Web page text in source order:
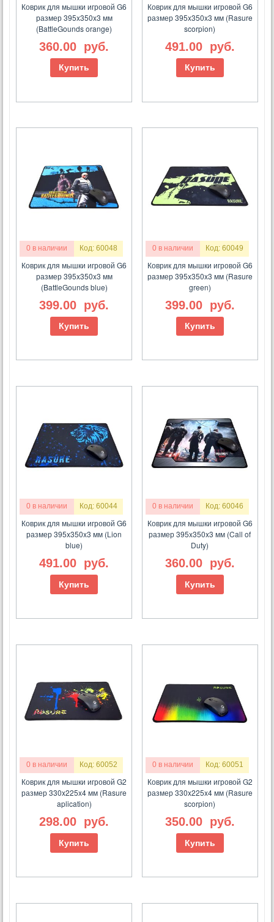
Коврик для мышки игровой G6
размер 395x350x3 мм
(BattleGounds orange)
360.00 руб.
Купить
Коврик для мышки игровой G6
размер 395x350x3 мм (Rasure
scorpion)
491.00 руб.
Купить
0 в наличии Код: 60048
Коврик для мышки игровой G6
размер 395x350x3 мм
(BattleGounds blue)
399.00 руб.
Купить
0 в наличии Код: 60049
Коврик для мышки игровой G6
размер 395x350x3 мм (Rasure
green)
399.00 руб.
Купить
0 в наличии Код: 60044
Коврик для мышки игровой G6
размер 395x350x3 мм (Lion
blue)
491.00 руб.
Купить
0 в наличии Код: 60046
Коврик для мышки игровой G6
размер 395x350x3 мм (Call of
Duty)
360.00 руб.
Купить
0 в наличии Код: 60052
Коврик для мышки игровой G2
размер 330x225x4 мм (Rasure
aplication)
298.00 руб.
Купить
0 в наличии Код: 60051
Коврик для мышки игровой G2
размер 330x225x4 мм (Rasure
scorpion)
350.00 руб.
Купить